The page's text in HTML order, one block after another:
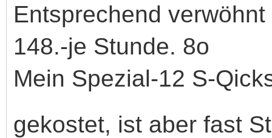
Entsprechend
148.-je Stunde. 8o
Mein Spezial-12 S-
gekostet, ist aber fast